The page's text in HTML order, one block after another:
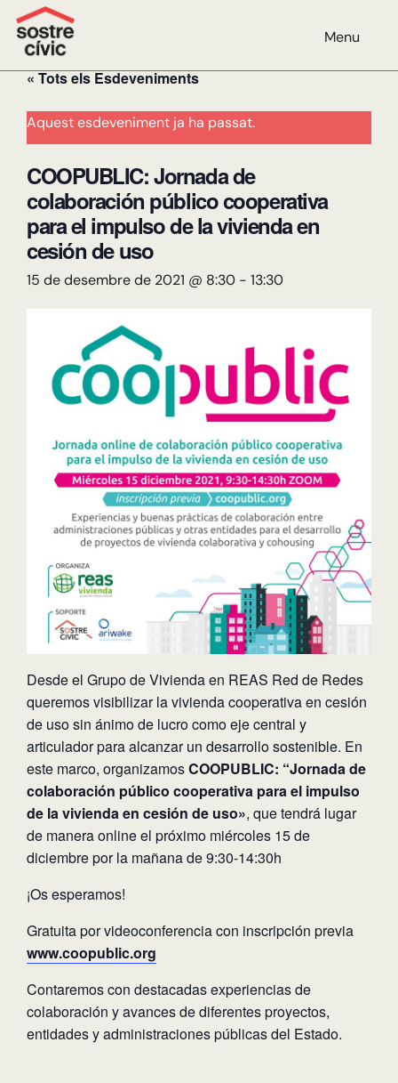
Menu
« Tots els Esdeveniments
Aquest esdeveniment ja ha passat.
COOPUBLIC: Jornada de
colaboración público cooperativa
para el impulso de la vivienda en
cesión de uso
15 de desembre de 2021 @ 8:30 - 13:30
Desde el Grupo de Vivienda en REAS Red de Redes
queremos visibilizar la vivienda cooperativa en cesión
de uso sin ánimo de lucro como eje central y
articulador para alcanzar un desarrollo sostenible. En
este marco, organizamosCOOPUBLIC: “Jornada de
colaboración público cooperativa para el impulso
de la vivienda en cesión de uso», que tendrá lugar
de manera online el próximo miércoles 15 de
diciembre por la mañana de 9:30-14:30h
¡Os esperamos!
Gratuita por videoconferencia con inscripción previa
www.coopublic.org
Contaremos con destacadas experiencias de
colaboración y avances de diferentes proyectos,
entidades y administraciones públicas del Estado.